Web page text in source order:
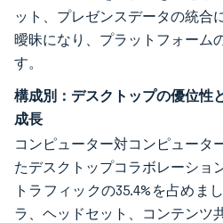
ット、プレゼンスデータの統合
曖昧になり、プラットフォーム
す。
構成別：デスクトップの優位性
成長
コンピューター対コンピュータ
たデスクトップコラボレーショ
トラフィックの35.4%を占めま
ラ、ヘッドセット、コンテンツ